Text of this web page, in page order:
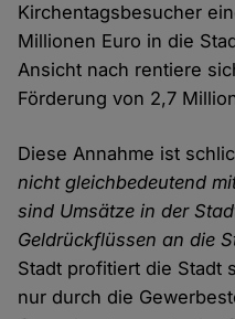
Kirchentagsbesucher
Millionen Euro in die
Ansicht nach rentiere
Förderung von 2,7
Diese Annahme ist
nicht gleichbedeutend
sind Umsätze in der
Geldrückflüssen an die
Stadt profitiert die Stadt
nur durch die